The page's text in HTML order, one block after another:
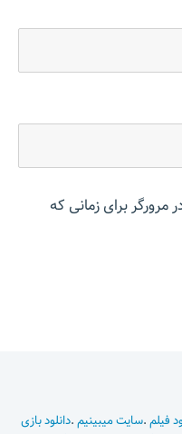
مرورگر برای زمانی که
فیلم.سایت میبینیم.دانلود بازی